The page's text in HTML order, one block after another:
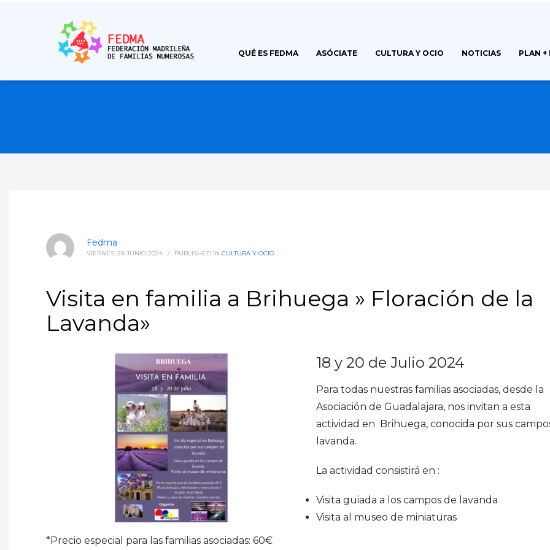
QUÉ ES FEDMA ASÓCIATE CULTURA Y OCIO NOTICIAS PLAN +
Fedma
VIERNES, 28 JUNIO 2024 / PUBLISHED IN CULTURA Y OCIO
Visita en familia a Brihuega » Floración de la
Lavanda»
18 y 20 de Julio 2024
Para todas nuestras familias asociadas, desde la
Asociación de Guadalajara, nos invitan a esta
actividad en Brihuega, conocida por sus
lavanda.
La actividad consistirá en :
Visita guiada a los campos de lavanda
Visita al museo de miniaturas
*Precio especial para las familias asociadas: 60€